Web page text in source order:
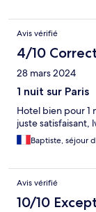
Avis vérifié
4/10 Correct
28 mars 2024
1 nuit sur Paris
Hotel bien pour 1
juste satisfaisant,
Baptiste, séjour
Avis vérifié
10/10